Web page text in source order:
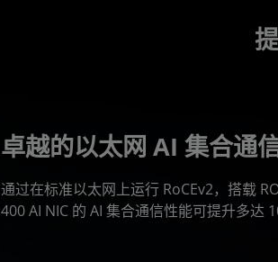
卓越的以太网 AI 集合通
通过在标准以太网上运行 RoCEv2，搭载
400 AI NIC 的 AI 集合通信性能可提升多达